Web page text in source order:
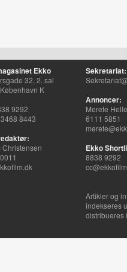
Ekko
32, 2. sal
K
9292
8443
Christensen
Sekretariat:
Annoncer:
Merete
6111 5851
Ekko
8838 9292
Artikler og
indekseres
distribueres